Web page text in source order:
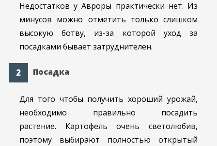
Недостатков у Авроры практически нет. Из
минусов можно отметить только слишком
высокую ботву, из-за которой уход за
посадками бывает затруднителен.
Посадка
Для того чтобы получить хороший урожай,
необходимо правильно посадить
растение. Картофель очень светолюбив,
поэтому выбирают полностью открытый